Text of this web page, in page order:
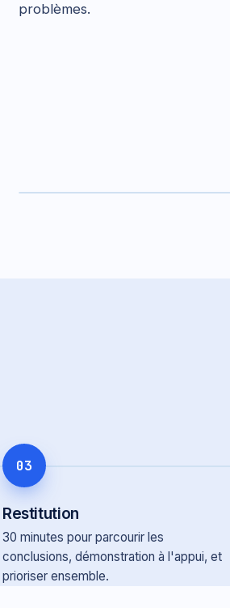
problèmes.
03
Restitution
30 minutes pour parcourir les
conclusions, démonstration à l'appui, et
prioriser ensemble.